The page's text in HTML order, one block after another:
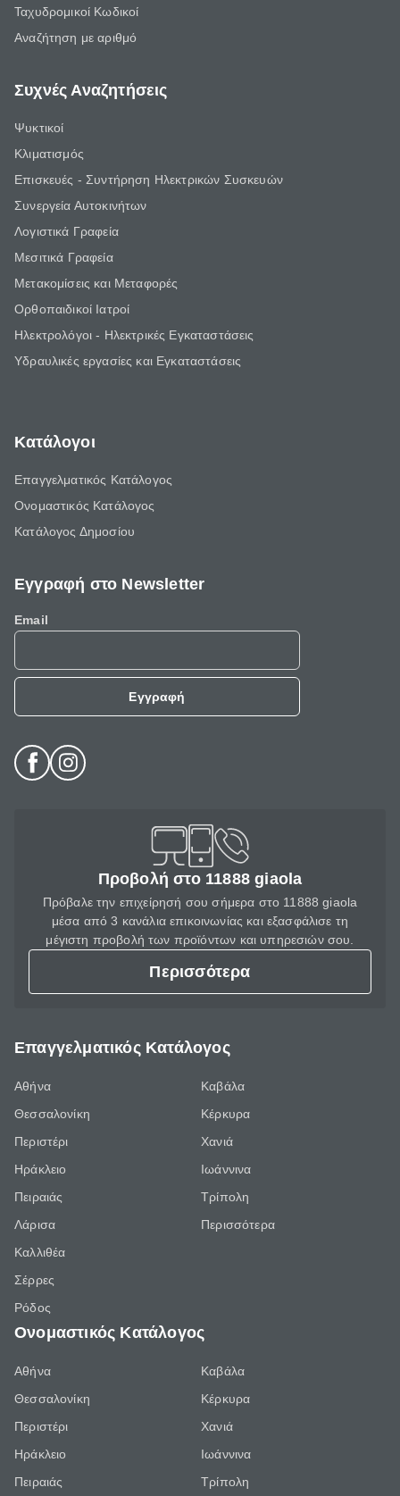
Ταχυδρομικοί Κωδικοί
Αναζήτηση με αριθμό
Συχνές Αναζητήσεις
Ψυκτικοί
Κλιματισμός
Επισκευές - Συντήρηση Ηλεκτρικών Συσκευών
Συνεργεία Αυτοκινήτων
Λογιστικά Γραφεία
Μεσιτικά Γραφεία
Μετακομίσεις και Μεταφορές
Ορθοπαιδικοί Ιατροί
Ηλεκτρολόγοι - Ηλεκτρικές Εγκαταστάσεις
Υδραυλικές εργασίες και Εγκαταστάσεις
Κατάλογοι
Επαγγελματικός Κατάλογος
Ονομαστικός Κατάλογος
Κατάλογος Δημοσίου
Εγγραφή στο Newsletter
Email
Εγγραφή
Προβολή στο 11888 giaola
Πρόβαλε την επιχείρησή σου σήμερα στο 11888 giaola
μέσα από 3 κανάλια επικοινωνίας και εξασφάλισε τη
μέγιστη προβολή των προϊόντων και υπηρεσιών σου.
Περισσότερα
Επαγγελματικός Κατάλογος
Αθήνα
Θεσσαλονίκη
Περιστέρι
Ηράκλειο
Πειραιάς
Λάρισα
Καλλιθέα
Σέρρες
Ρόδος
Καβάλα
Κέρκυρα
Χανιά
Ιωάννινα
Τρίπολη
Περισσότερα
Ονομαστικός Κατάλογος
Αθήνα
Θεσσαλονίκη
Περιστέρι
Ηράκλειο
Πειραιάς
Καβάλα
Κέρκυρα
Χανιά
Ιωάννινα
Τρίπολη